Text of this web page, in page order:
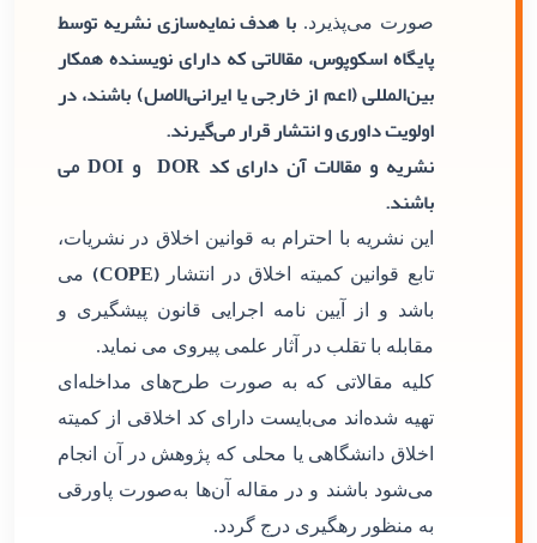
صورت می‌پذیرد. با هدف نمایه‌سازی نشریه توسط
پایگاه اسکوپوس، مقالاتی که دارای نویسنده همکار
بین‌المللی (اعم از خارجی یا ایرانی‌الاصل) باشند، در
اولویت داوری و انتشار قرار می‌گیرند.
نشریه و مقالات آن دارای کد DOR و DOI می
باشند.
این نشریه با احترام به قوانین اخلاق در نشریات،
تابع قوانین کمیته اخلاق در انتشار(COPE)
می
باشد و از آیین نامه اجرایی قانون پیشگیری و
مقابله با تقلب در آثار علمی پیروی می نماید.
کلیه مقالاتی که به صورت طرح‌های مداخله‌ای
تهیه شده‌اند می‌بایست دارای کد اخلاقی از کمیته
اخلاق دانشگاهی یا محلی که پژوهش در آن انجام
می‌شود باشند و در مقاله آن‌ها به‌صورت پاورقی
به منظور رهگیری درج گردد.